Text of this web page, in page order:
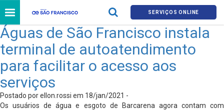
SERVIÇOS ONLINE
Águas de São Francisco instala
terminal de autoatendimento
para facilitar o acesso aos
serviços
Postado por ellon.rossi em 18/jan/2021 -
Os usuários de água e esgoto de Barcarena agora contam com